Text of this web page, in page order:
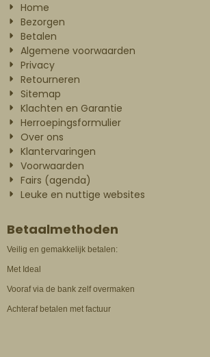
Home
Bezorgen
Betalen
Algemene voorwaarden
Privacy
Retourneren
Sitemap
Klachten en Garantie
Herroepingsformulier
Over ons
Klantervaringen
Voorwaarden
Fairs (agenda)
Leuke en nuttige websites
Betaalmethoden
Veilig en gemakkelijk betalen:
Met Ideal
Vooraf via de bank zelf overmaken
Achteraf betalen met factuur